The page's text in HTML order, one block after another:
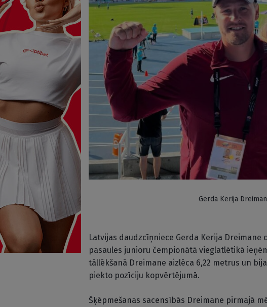
Gerda Kerija
Latvijas daudzcīņniece Gerda Kerija
pasaules junioru čempionātā vieglatlētikā
tāllēkšanā Dreimane aizlēca 6,22 metrus un
piekto pozīciju kopvērtējumā.
Šķēpmešanas sacensībās Dreimane pirmajā